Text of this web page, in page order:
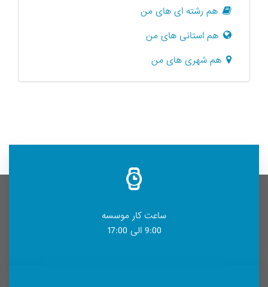
هم رشته ای های من
هم استانی های من
هم شهری های من
ساعت کار موسسه
9:00 الی 17:00